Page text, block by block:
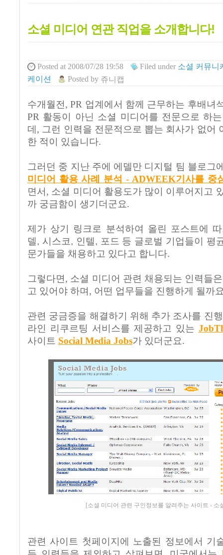
소셜 미디어 연관 직업을 소개합니다!
Posted at 2008/07/28 19:58 Filedunder 소셜 커뮤니
케이션
Postedby 쥬니캡
수개월전, PR 업계에서 함께 근무하는 후배녀
PR 활동이 아닌 소셜 미디어를 전문으로 하
데, 그런 인력을 전문적으로 뽑는 회사가 없어
한 적이 있습니다.
그러던 중 지난 주에 에델만 디지털 팀 블로그
미디어 활용 사례 분석 - ADWEEK기사를 중
면서, 소셜 미디어 활용도가 많이 이루어지고
까 궁금함이 생기더군요.
제가 상기 링크로 분석하여 올린 포스트에
델, 시스코, 인텔, 포드 등 글로벌 기업들이 평
문가들을 채용하고 있다고 합니다.
그렇다면, 소셜 미디어 관련 채용되는 인력들
고 있어야 하며, 어떤 업무들을 진행하게 될까
관련 궁금증을 해결하기 위해 추가 조사를 진
라인 리쿠르팅 서비스를 제공하고 있는
사이트 Social Media Jobs가 있더군요.
[소셜 미디어 관련 구인정보를 알려주는 사이트 - 소
관련 사이트 첫페이지에 노출된 정보에서 기